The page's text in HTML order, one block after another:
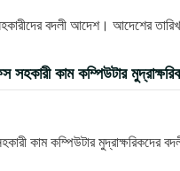
বদলী আদেশ। আদেশের
সহকারী কাম কম্পিউটার
কাম কম্পিউটার